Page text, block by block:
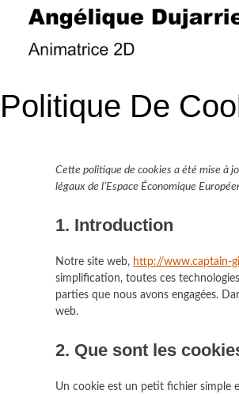
content
ANGÉLIQUE DUJARRIER
Politique De
Cette politique de cookies a été mise à
légaux de l’Espace Économique
1. Introduction
Notre site web, http://www.captain-
simplification, toutes ces
parties que nous avons engagées.
web.
2. Que sont les
Un cookie est un petit fichier simple